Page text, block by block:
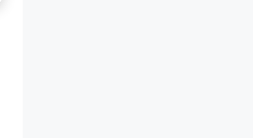
构：
日期： 2026/9/25